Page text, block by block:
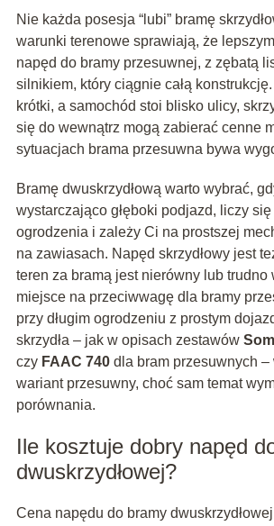
Nie każda posesja “lubi” bramę
warunki terenowe sprawiają, że
napęd do bramy przesuwnej, z zębatą
silnikiem, który ciągnie całą
krótki, a samochód stoi blisko ulicy,
się do wewnątrz mogą zabierać cenne
sytuacjach brama przesuwna bywa
Bramę dwuskrzydłową warto wybrać,
wystarczająco głęboki podjazd, liczy
ogrodzenia i zależy Ci na prostszej
na zawiasach. Napęd skrzydłowy jest
teren za bramą jest nierówny lub trudno
miejsce na przeciwwagę dla bramy
przy długim ogrodzeniu z prostym
skrzydła – jak w opisach zestawów
czy FAAC 740dla bram przesuwnych –
wariant przesuwny, choć sam temat
porównania.
Ile kosztuje dobry napęd
dwuskrzydłowej?
Cena napędu do bramy